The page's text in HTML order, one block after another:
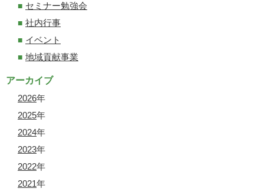
セミナー勉強会
社内行事
イベント
地域貢献事業
アーカイブ
2026年
2025年
2024年
2023年
2022年
2021年